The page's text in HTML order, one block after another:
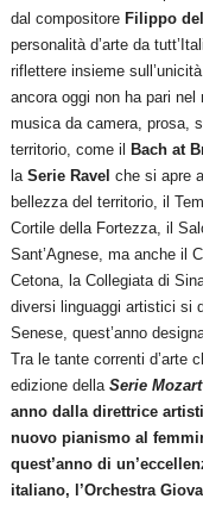
dal compositoreFilippo
personalità d’arte da
riflettere insieme
ancora oggi non ha pari
musica da camera, prosa,
territorio, come ilBach at
laSerie Ravel che si apre
bellezza del territorio, il
Cortile della Fortezza, il
Sant’Agnese, ma anche il
Cetona, la Collegiata di
diversi linguaggi artistici si
Senese, quest’anno
Tra le tante correnti d’arte
edizione dellaSerie
anno dalla direttrice
nuovo pianismo al
quest’anno di
italiano, l’Orchestra